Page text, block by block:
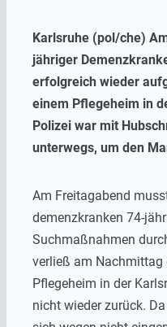
Karlsruhe (pol/che)
jähriger
erfolgreich wieder
einem Pflegeheim in
Polizei war mit
unterwegs, um den
Am Freitagabend
demenzkranken 74-
Suchmaßnahmen
verließ am Nachmittag
Pflegeheim in der
nicht wieder zurück.